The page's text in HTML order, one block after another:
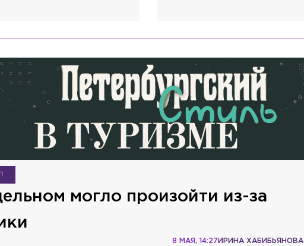
могло произойти из-за
ИРИНА ХАБИБЬЯНОВА
8 МАЯ, 14:27